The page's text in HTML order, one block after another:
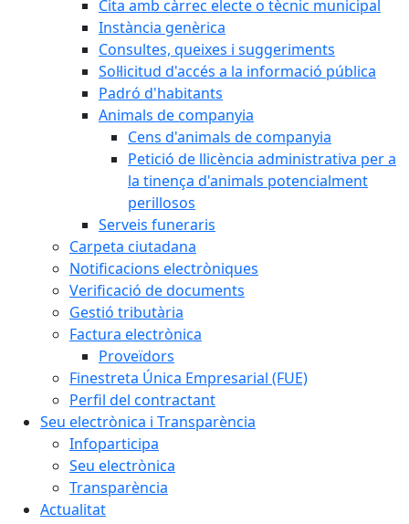
Cita amb càrrec electe o tècnic municipal
Instància genèrica
Consultes, queixes i suggeriments
Sol·licitud d'accés a la informació pública
Padró d'habitants
Animals de companyia
Cens d'animals de companyia
Petició de llicència administrativa per a
la tinença d'animals potencialment
perillosos
Serveis funeraris
Carpeta ciutadana
Notificacions electròniques
Verificació de documents
Gestió tributària
Factura electrònica
Proveïdors
Finestreta Única Empresarial (FUE)
Perfil del contractant
Seu electrònica i Transparència
Infoparticipa
Seu electrònica
Transparència
Actualitat